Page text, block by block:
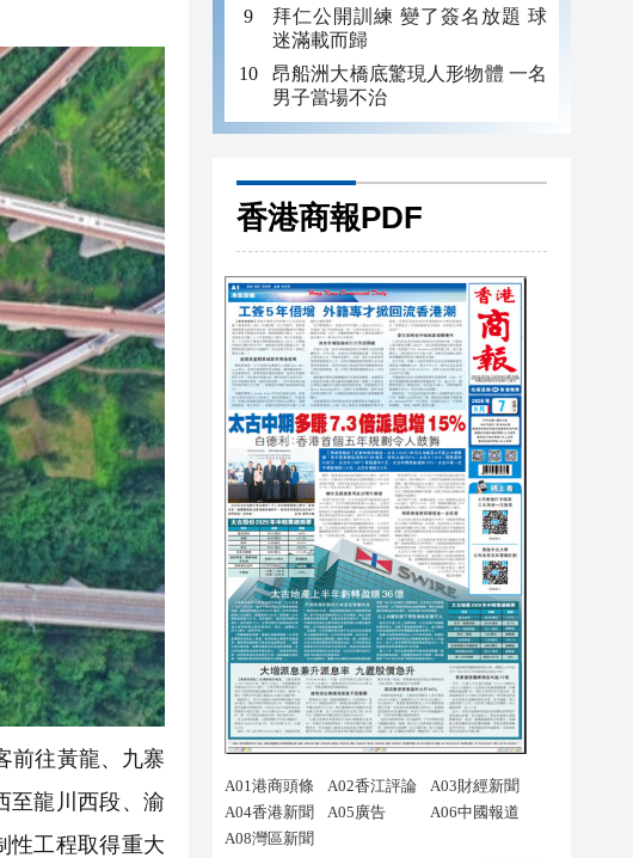
前往黃龍、九寨
至龍川西段、渝
性工程取得重大
拜仁公開訓練 變了簽名放題 球
迷滿載而歸
昂船洲大橋底驚現人形物體 一名
男子當場不治
香港商報PDF